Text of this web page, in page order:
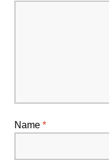
Name *